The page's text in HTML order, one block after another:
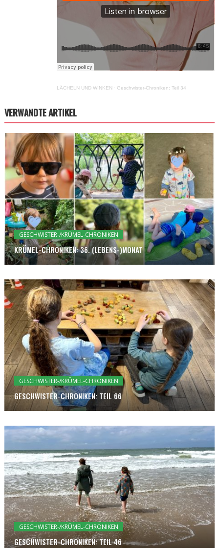
LÄCHELN UND WINKEN ·Geschwister-Chroniken: Teil 34
VERWANDTE ARTIKEL
GESCHWISTER-/KRÜMEL-CHRONIKEN
KRÜMEL-CHRONIKEN: 36. (LEBENS-)MONAT
GESCHWISTER-/KRÜMEL-CHRONIKEN
GESCHWISTER-CHRONIKEN: TEIL 66
GESCHWISTER-/KRÜMEL-CHRONIKEN
GESCHWISTER-CHRONIKEN: TEIL 46